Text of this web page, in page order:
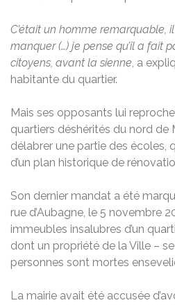
C’était un homme remarquable,
manquer (…) je pense qu’il a fait
citoyens, avant la sienne, a
habitante du quartier.
Mais ses opposants lui
quartiers déshérités du nord de
délabrer une partie des écoles,
d’un plan historique de
Son dernier mandat a été
rue d’Aubagne, le 5 novembre
immeubles insalubres d’un
dont un propriété de la Ville –
personnes sont mortes
La mairie avait été accusée